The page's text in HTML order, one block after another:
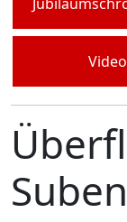
Suben